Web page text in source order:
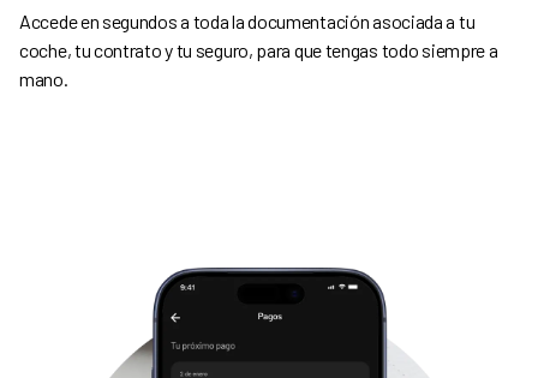
Accede en segundos a toda la documentación asociada a tu
coche, tu contrato y tu seguro, para que tengas todo siempre a
mano.